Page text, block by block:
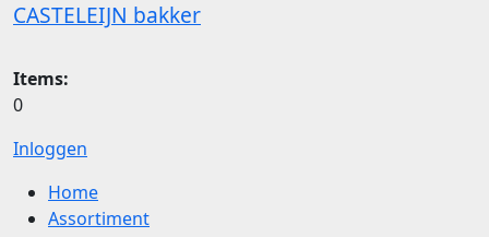
CASTELEIJN bakker
Items:
0
Inloggen
Home
Assortiment